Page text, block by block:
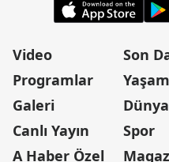
Video
Programlar
Galeri
Canlı Yayın
A Haber Özel
Son
Yaşam
Dünya
Spor